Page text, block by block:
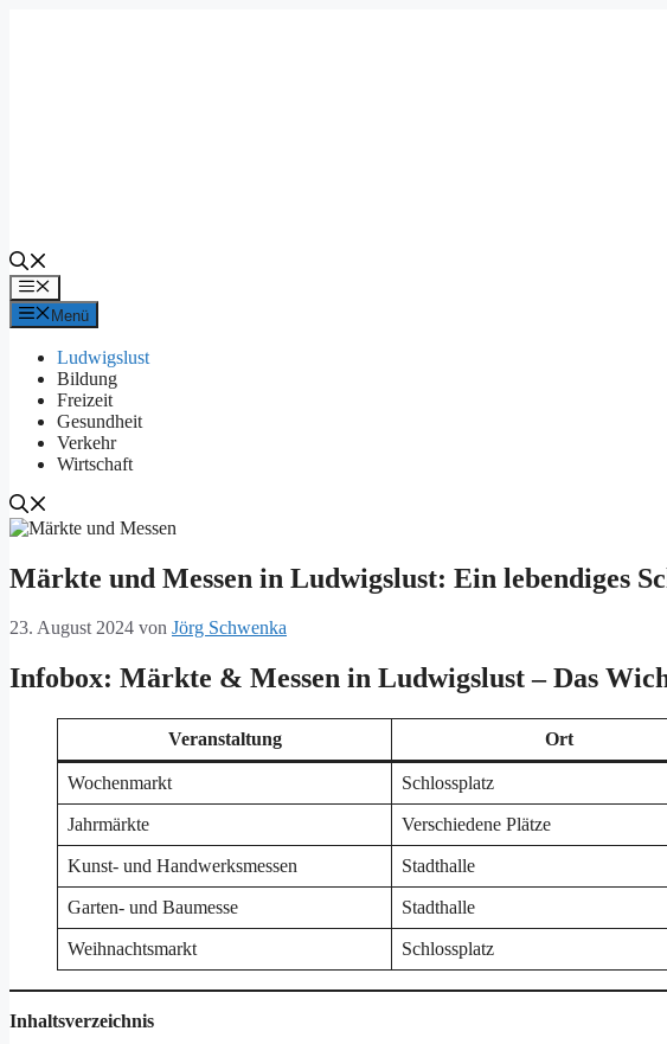
Menü
Menü
Ludwigslust
Bildung
Freizeit
Gesundheit
Verkehr
Wirtschaft
Märkte und Messen in Ludwigslust: Ein lebendiges
23. August 2024 von Jörg Schwenka
Infobox: Märkte & Messen in Ludwigslust – Das
Veranstaltung Ort
Wochenmarkt Schlossplatz
Jahrmärkte Verschiedene Plätze
Kunst- und Handwerksmessen Stadthalle
Garten- und Baumesse Stadthalle
Weihnachtsmarkt Schlossplatz
Inhaltsverzeichnis